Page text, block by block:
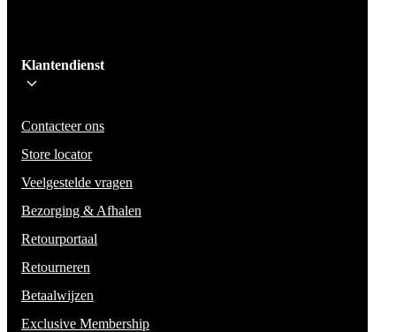
Wees op de hoogte voor het laatste nieuws, campagnes en acties. We
mail niet delen en geen spam verzenden.
Klantendienst
Contacteer ons
Store locator
Veelgestelde vragen
Bezorging & Afhalen
Retourportaal
Retourneren
Betaalwijzen
Exclusive Membership